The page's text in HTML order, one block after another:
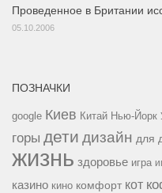
Проведенное в Британии
05.10.2006
ПОЗНАЧКИ
google Киев Китай Нью-Йорк
горы дети дизайн для
жизнь здоровье игра
казино кино комфорт кот